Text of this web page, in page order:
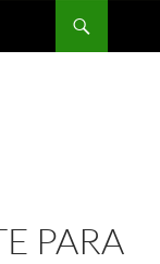
PARA